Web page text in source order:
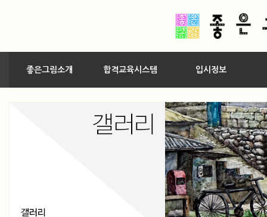
좋은그림소개 합격교육시스템 입시정보